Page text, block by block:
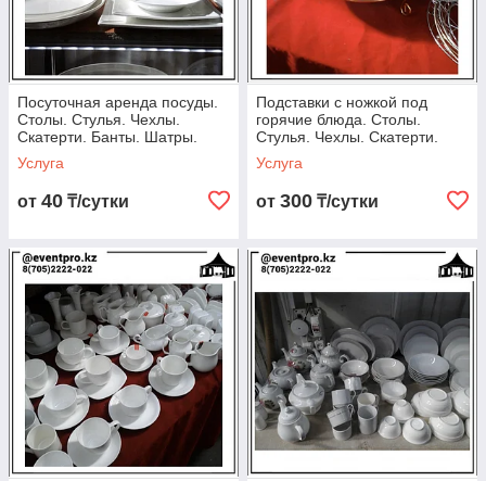
Посуточная аренда посуды.
Столы. Стулья. Чехлы.
Скатерти. Банты. Шатры.
Казаны. Арка
Услуга
от 40 ₸/сутки
Подставки с ножкой под
горячие блюда. Столы.
Стулья. Чехлы. Скатерти.
Шатры. Посуда. Казаны.
Титан.
Услуга
от 300 ₸/сутки